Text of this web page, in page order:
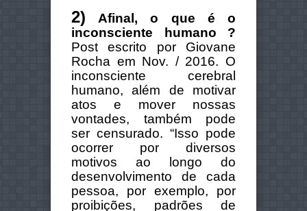
2) Afinal, o que é o
inconsciente humano ?
Post escrito por Giovane
Rocha em Nov. / 2016. O
inconsciente cerebral
humano, além de motivar
atos e mover nossas
vontades, também pode
ser censurado. “Isso pode
ocorrer por diversos
motivos ao longo do
desenvolvimento de cada
pessoa, por exemplo, por
proibições, padrões de